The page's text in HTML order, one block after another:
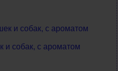
и собак, с ароматом